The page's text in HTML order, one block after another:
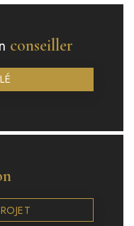
conseiller